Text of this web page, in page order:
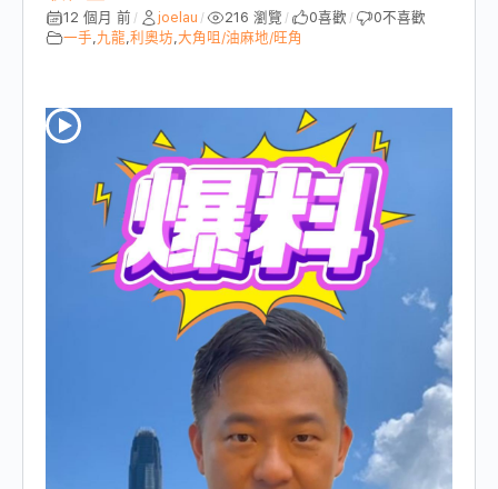
12 個月 前 / joelau / 216 瀏覽 / 0喜歡 / 0不喜歡
一手 九龍 利奧坊 大角咀/油麻地/旺角